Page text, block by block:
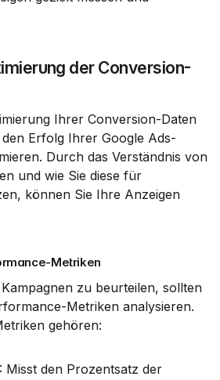
der Conversion-
Ihrer Conversion-Daten
Erfolg Ihrer Google Ads-
Durch das Verständnis von
und wie Sie diese für
können Sie Ihre Anzeigen
Metriken
zu beurteilen, sollten
Metriken analysieren.
gehören:
: Misst den Prozentsatz der